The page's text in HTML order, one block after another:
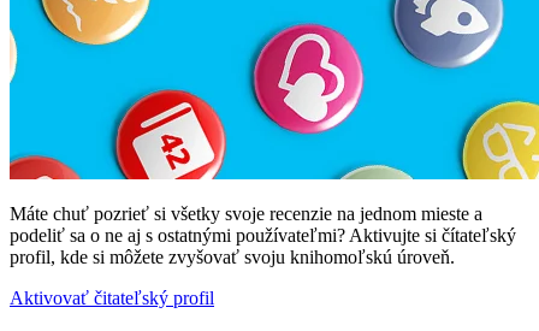
Máte chuť pozrieť si všetky svoje recenzie na jednom mieste a
podeliť sa o ne aj s ostatnými používateľmi? Aktivujte si čítateľský
profil, kde si môžete zvyšovať svoju knihomoľskú úroveň.
Aktivovať čitateľský profil